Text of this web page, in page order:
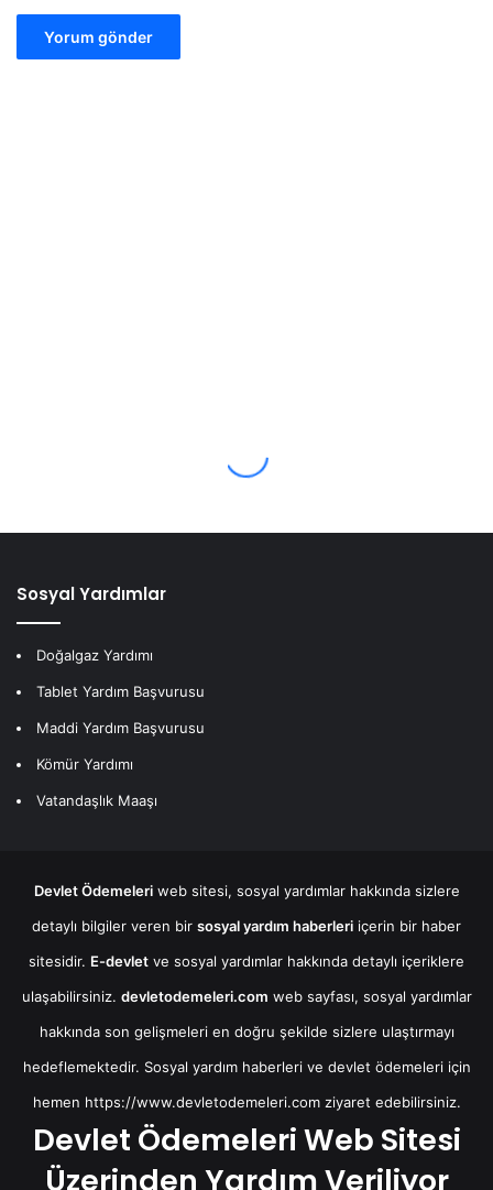
Sosyal Yardımlar
Doğalgaz Yardımı
Tablet Yardım Başvurusu
Maddi Yardım Başvurusu
Kömür Yardımı
Vatandaşlık Maaşı
Devlet Ödemeleriweb sitesi, sosyal yardımlar hakkında sizlere
detaylı bilgiler veren bir sosyal yardım haberleri içerin bir haber
sitesidir. E-devlet ve sosyal yardımlar hakkında detaylı içeriklere
ulaşabilirsiniz. devletodemeleri.com web sayfası, sosyal yardımlar
hakkında son gelişmeleri en doğru şekilde sizlere ulaştırmayı
hedeflemektedir. Sosyal yardım haberleri ve devlet ödemeleri için
hemen https://www.devletodemeleri.comziyaret edebilirsiniz.
Devlet Ödemeleri Web Sitesi
Üzerinden Yardım Veriliyor